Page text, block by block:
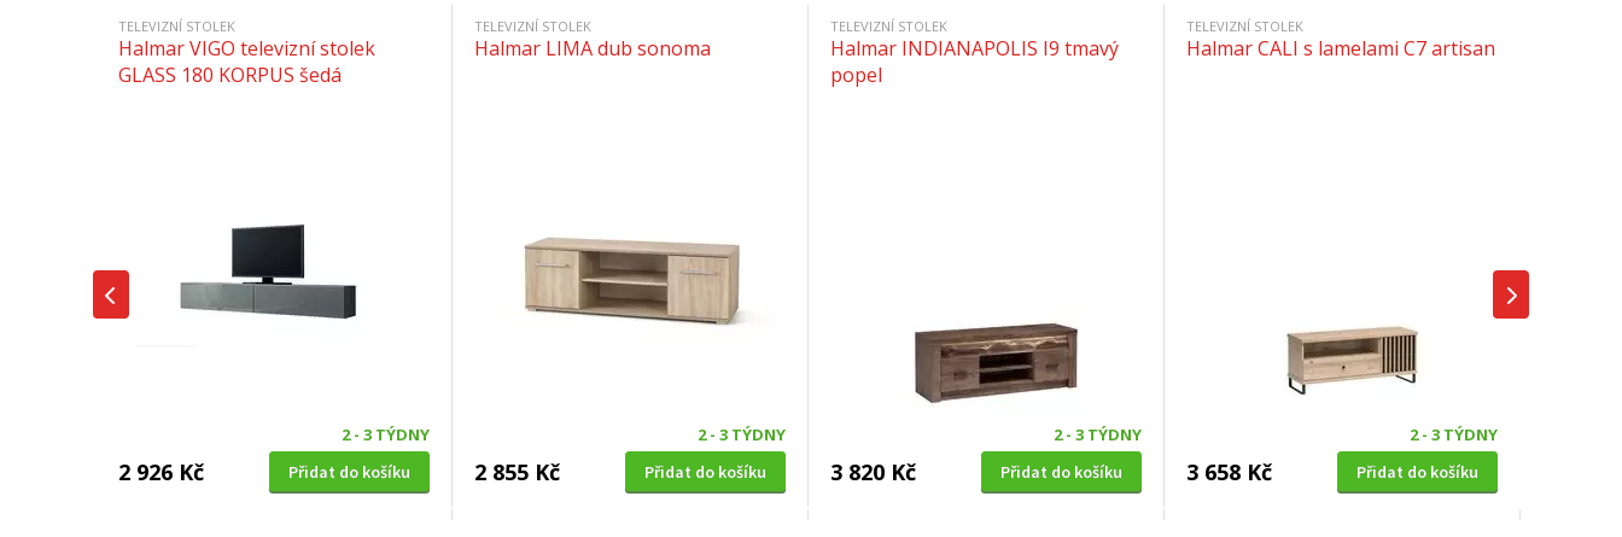
TELEVIZNÍ STOLEK
Halmar VIGO televizní stolek
GLASS 180 KORPUS šedá
2 - 3 TÝDNY
2 926 Kč Přidat do košíku
TELEVIZNÍ STOLEK
Halmar LIMA dub sonoma
2 - 3 TÝDNY
2 855 Kč Přidat do košíku
TELEVIZNÍ STOLEK
Halmar INDIANAPOLIS I9 tmavý
popel
2 - 3 TÝDNY
3 820 Kč Přidat do košíku
TELEVIZNÍ STOLEK
Halmar CALI s lamelami C7 artisan
2 - 3 TÝDNY
3 658 Kč Přidat do košíku